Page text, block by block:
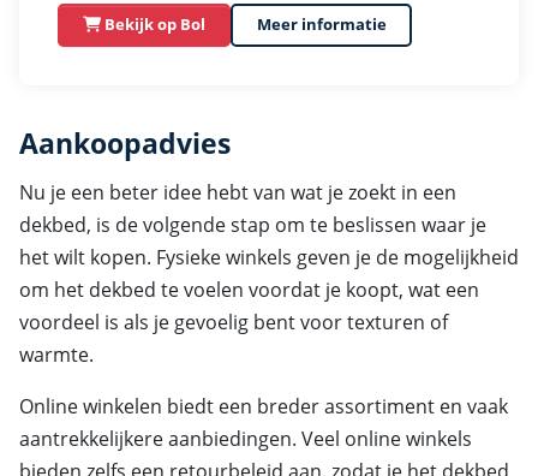
Bekijk op Bol Meer informatie
Aankoopadvies
Nu je een beter idee hebt van wat je zoekt in een
dekbed, is de volgende stap om te beslissen waar je
het wilt kopen. Fysieke winkels geven je de mogelijkheid
om het dekbed te voelen voordat je koopt, wat een
voordeel is als je gevoelig bent voor texturen of
warmte.
Online winkelen biedt een breder assortiment en vaak
aantrekkelijkere aanbiedingen. Veel online winkels